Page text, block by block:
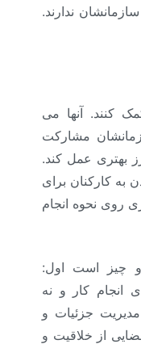
ندارند.
کنند. آنها می
مشارکت
بهتری عمل کند.
به کارکنان برای
روی نحوه انجام
چیز است اول:
انجام کار و نه
جزئیات و
از خلاقیت و